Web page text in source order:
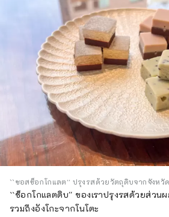
``ซอสช็อกโกแลต'' ปรุงรสด้วยวัตถุดิบจากจังหวั
``ช็อกโกแลตดิบ'' ของเราปรุงรสด้วยส่วน
รวมถึงอังโกะจากโนโตะ